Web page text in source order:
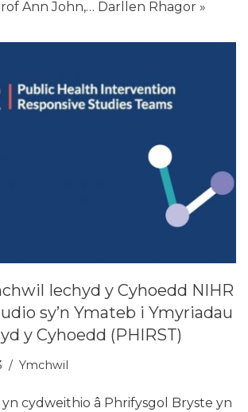
Ann John,… Darllen Rhagor »
Iechyd y Cyhoedd NIHR
sy’n Ymateb i Ymyriadau
y Cyhoedd (PHIRST)
Ymchwil
yn cydweithio â Phrifysgol Bryste yn